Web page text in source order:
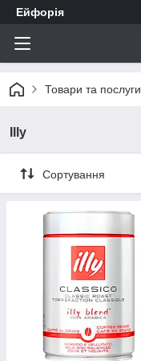
Ейфорія
Товари та послуги
Illy
Сортування